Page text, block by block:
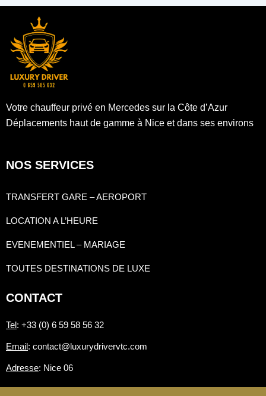
Votre chauffeur privé en Mercedes sur la Côte d’Azur
Déplacements haut de gamme à Nice et dans ses environs
NOS SERVICES
TRANSFERT GARE – AEROPORT
LOCATION A L’HEURE
EVENEMENTIEL – MARIAGE
TOUTES DESTINATIONS DE LUXE
CONTACT
Tel : +33 (0) 6 59 58 56 32
Email : contact@luxurydrivervtc.com
Adresse: Nice 06